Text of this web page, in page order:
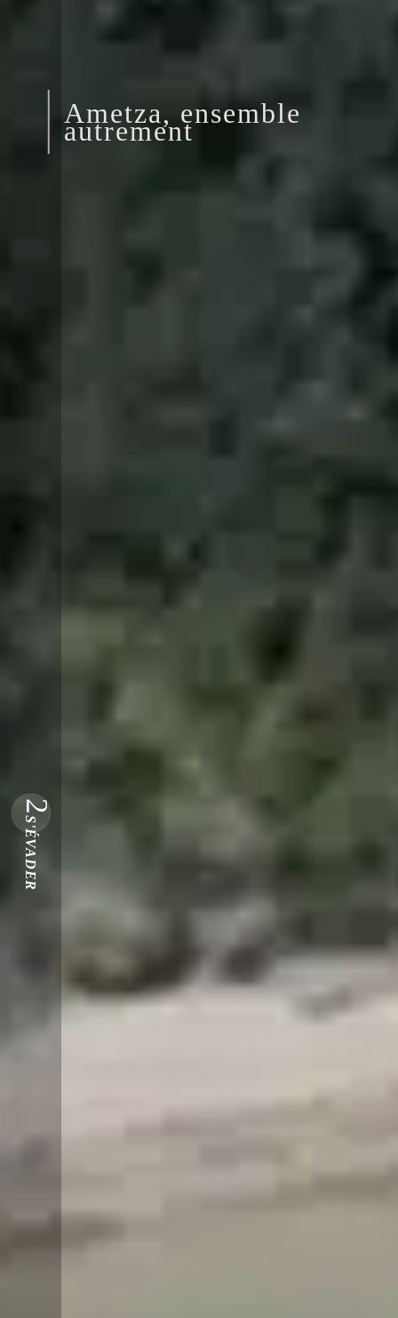
Ametza, ensemble
autrement
2
S'ÉVADER